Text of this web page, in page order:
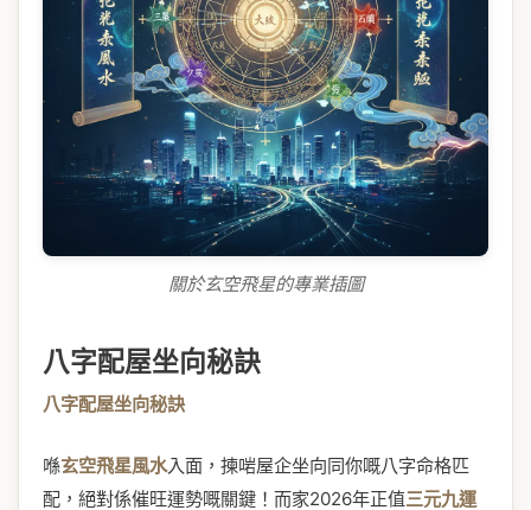
關於玄空飛星的專業插圖
八字配屋坐向秘訣
八字配屋坐向秘訣
喺玄空飛星風水入面，揀啱屋企坐向同你嘅八字命格匹
配，絕對係催旺運勢嘅關鍵！而家2026年正值三元九運